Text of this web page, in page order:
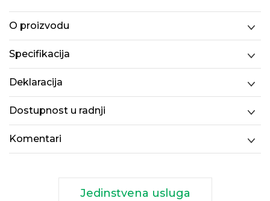
O proizvodu
Specifikacija
Deklaracija
Dostupnost u radnji
Komentari
Jedinstvena usluga